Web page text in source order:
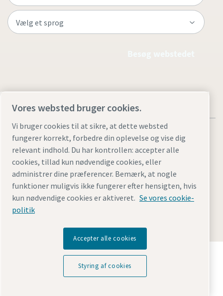
Juridiske bemærkninger og bemærkninger om beskyttelse
af personlige oplysninger
Styring af cookiesTilgængelighedSitemap
Opdag hvordan Atlas Copco Group muliggør
teknologi, der transformerer fremtiden.
Besøg Atlas Copco Groups hjemmeside
Vores websted bruger cookies.
Vi bruger cookies til at sikre, at dette websted
fungerer korrekt, forbedre din oplevelse og vise dig
relevant indhold. Du har kontrollen: accepter alle
cookies, tillad kun nødvendige cookies, eller
administrer dine præferencer. Bemærk, at nogle
funktioner muligvis ikke fungerer efter hensigten, hvis
kun nødvendige cookies er aktiveret. Se vores cookie-
politik
Accepter alle cookies
Styring af cookies